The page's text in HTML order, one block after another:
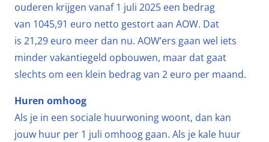
ouderen krijgen vanaf 1 juli 2025 een bedrag
van 1045,91 euro netto gestort aan AOW. Dat
is 21,29 euro meer dan nu. AOW’ers gaan wel iets
minder vakantiegeld opbouwen, maar dat gaat
slechts om een klein bedrag van 2 euro per maand.
Huren omhoog
Als je in een sociale huurwoning woont, dan kan
jouw huur per 1 juli omhoog gaan. Als je kale huur